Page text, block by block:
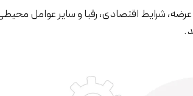
شرایط اقتصادی، رقبا و سایر عوامل